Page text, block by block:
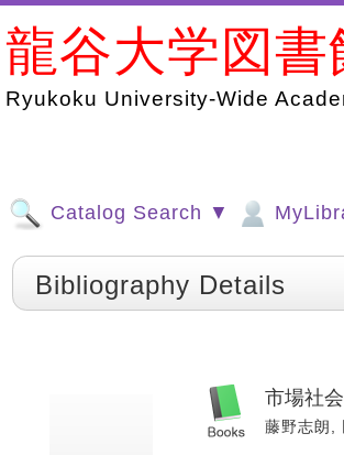
龍谷大学図
Ryukoku University-Wide
Catalog Search ▼
Bibliography Details
市場社
藤野志朗,